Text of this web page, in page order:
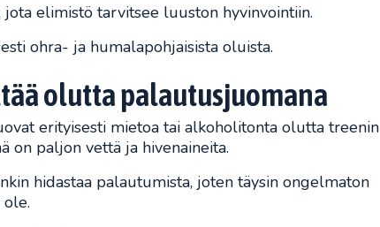
jota elimistö tarvitsee luuston hyvinvointiin.
ohra- ja humalapohjaisista oluista.
olutta palautusjuomana
erityisesti mietoa tai alkoholitonta olutta treenin
on paljon vettä ja hivenaineita.
hidastaa palautumista, joten täysin ongelmaton